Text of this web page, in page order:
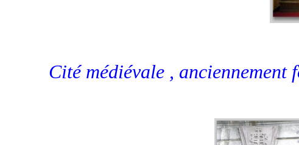
Cité médiévale , anciennement